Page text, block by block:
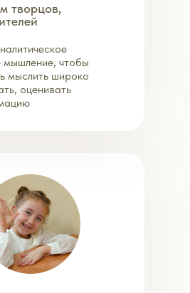
мышление, чтобы
мыслить широко
оценивать
творцов,